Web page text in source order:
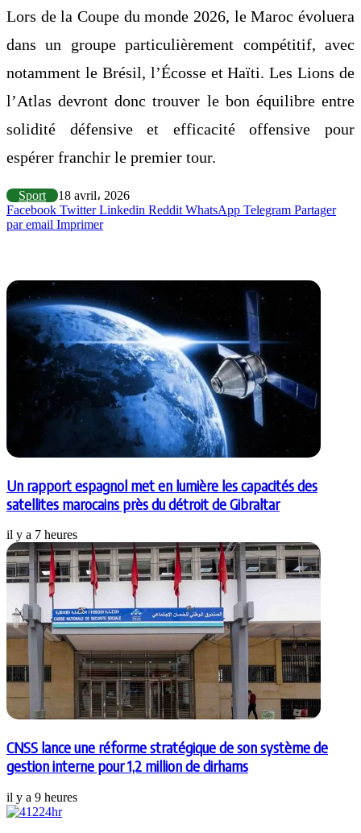
Lors de la Coupe du monde 2026, le Maroc évoluera
dans un groupe particulièrement compétitif, avec
notamment le Brésil, l’Écosse et Haïti. Les Lions de
l’Atlas devront donc trouver le bon équilibre entre
solidité défensive et efficacité offensive pour
espérer franchir le premier tour.
Sport
18 avril، 2026
Facebook Twitter Linkedin Reddit WhatsApp Telegram Partager
par email Imprimer
Un rapport espagnol met en lumière les capacités des
satellites marocains près du détroit de Gibraltar
il y a 7 heures
CNSS lance une réforme stratégique de son système de
gestion interne pour 1,2 million de dirhams
il y a 9 heures